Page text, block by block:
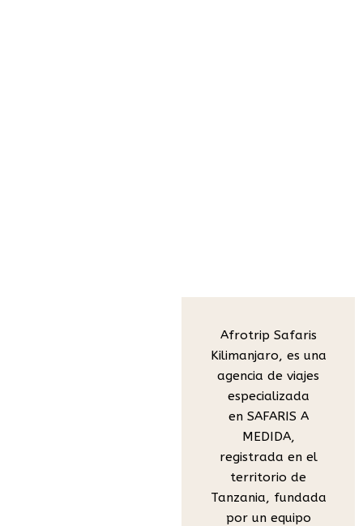
Afrotrip Safaris
Kilimanjaro, es una
agencia de viajes
especializada
en SAFARIS A
MEDIDA,
registrada en el
territorio de
Tanzania, fundada
por un equipo